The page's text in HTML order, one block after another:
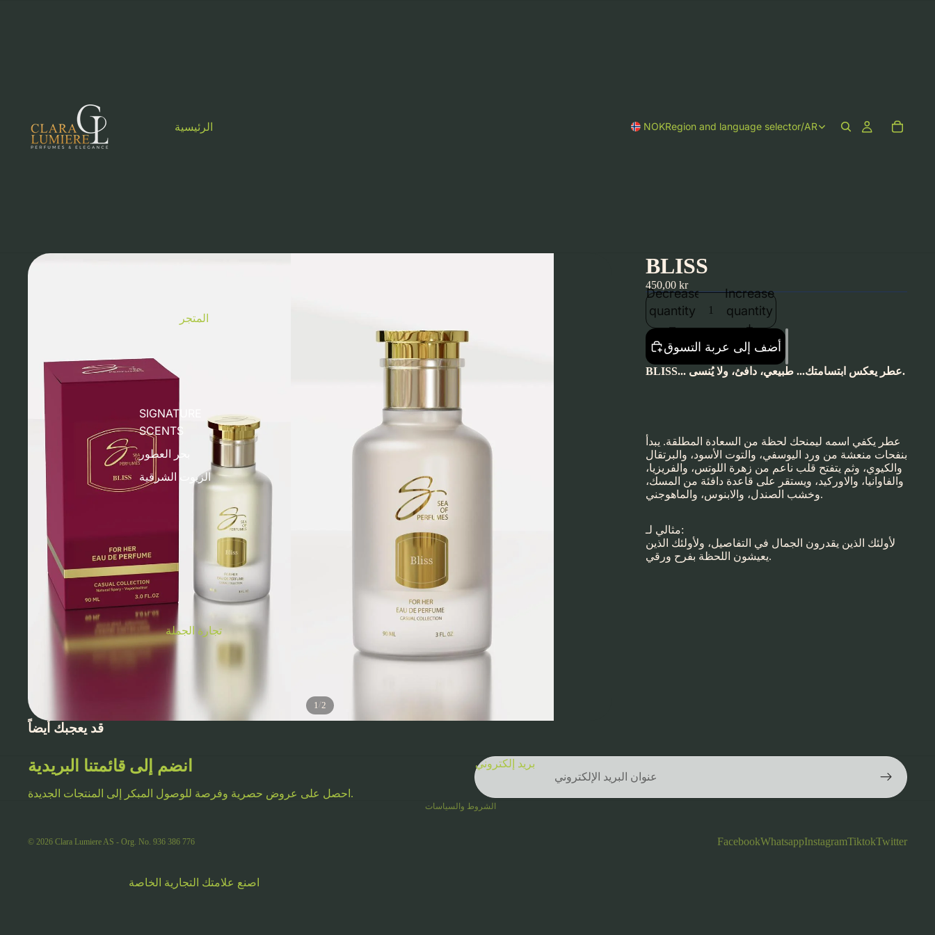
الرئيسية
المتجر
SIGNATURE
SCENTS
بحر العطور
الزيوت الشرقية
تجارة الجملة
اصنع علامتك التجارية الخاصة
NOKRegion and language selector/AR
1/2
BLISS
450,00 kr
Decrease
quantity
Increase
quantity
أضف إلى عربة التسوق
BLISS... عطر يعكس ابتسامتك... طبيعي، دافئ، ولا يُنسى.
عطر يكفي اسمه ليمنحك لحظة من السعادة المطلقة. يبدأ
بنفحات منعشة من ورد اليوسفي، والتوت الأسود، والبرتقال
والكيوي، وثم يتفتح قلب ناعم من زهرة اللوتس، والفريزيا،
والفاوانيا، والاوركيد، ويستقر على قاعدة دافئة من المسك،
وخشب الصندل، والابنوس، والماهوجني.
مثالي لـ:
لأولئك الذين يقدرون الجمال في التفاصيل، ولأولئك الذين
يعيشون اللحظة بفرح ورقي.
قد يعجبك أيضاً
انضم إلى قائمتنا البريدية
احصل على عروض حصرية وفرصة للوصول المبكر إلى المنتجات الجديدة.
بريد إلكتروني
© 2026 Clara Lumiere AS - Org. No. 936 386 776
الشروط والسياسات
شروط الخدمة
جهات الاتصال
FacebookWhatsappInstagramTiktokTwitter